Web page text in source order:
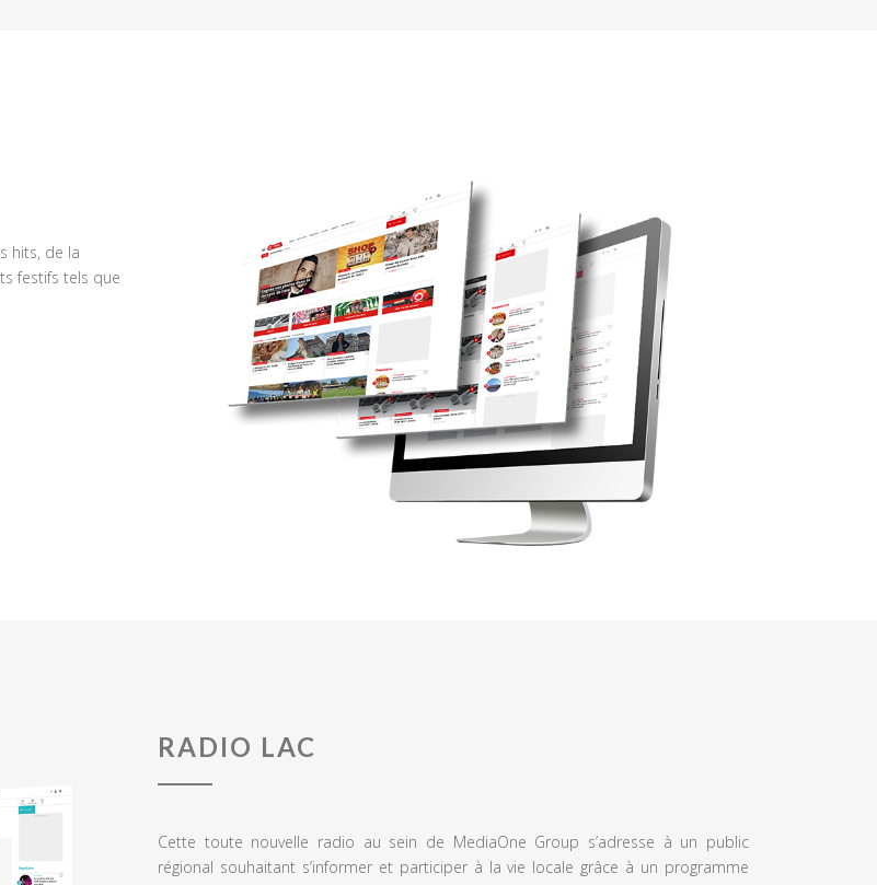
hits, de la
festifs tels que
RADIO LAC
Cette toute nouvelle radio au sein de MediaOne Group s’adresse à un public
régional souhaitant s’informer et participer à la vie locale grâce à un programme